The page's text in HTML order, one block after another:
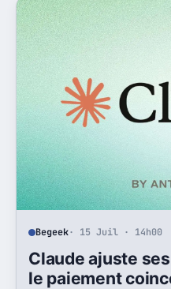
Begeek· 15 Juil · 14h00
Claude ajuste
le paiement